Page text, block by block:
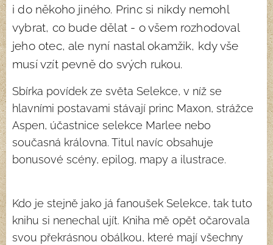
i do někoho jiného. Princ si nikdy nemohl
vybrat, co bude dělat - o všem rozhodoval
jeho otec, ale nyní nastal okamžik, kdy vše
musí vzít pevně do svých rukou.
Sbírka povídek ze světa Selekce, v níž se
hlavními postavami stávají princ Maxon, strážce
Aspen, účastnice selekce Marlee nebo
současná královna. Titul navíc obsahuje
bonusové scény, epilog, mapy a ilustrace.
Kdo je stejně jako já fanoušek Selekce, tak tuto
knihu si nenechal ujít. Kniha mě opět očarovala
svou překrásnou obálkou, které mají všechny